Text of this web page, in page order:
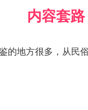
内容套路
的地方很多，从民